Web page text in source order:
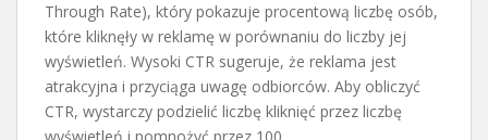
Through Rate), który pokazuje procentową liczbę osób,
które kliknęły w reklamę w porównaniu do liczby jej
wyświetleń. Wysoki CTR sugeruje, że reklama jest
atrakcyjna i przyciąga uwagę odbiorców. Aby obliczyć
CTR, wystarczy podzielić liczbę kliknięć przez liczbę